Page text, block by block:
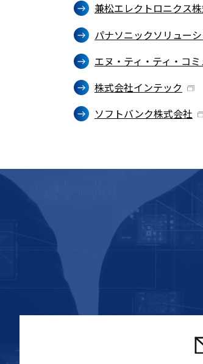
兼松エレクトロニクス
パナソニックソリュー
エヌ・ティ・ティ・コ
株式会社インテック
ソフトバンク株式会社